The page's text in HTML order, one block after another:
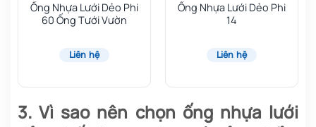
Ống Nhựa Lưới Dẻo Phi
60 Ống Tưới Vườn
Liên hệ
Ống Nhựa Lưới Dẻo Phi
14
Liên hệ
3. Vì sao nên chọn ống nhựa lưới